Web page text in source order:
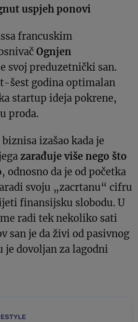
uspjeh ponovi
francuskim
Ognjen
svoj preduzetnički san.
šest godina optimalan
startup ideja pokrene,
proda.
izašao kada je
zarađuje više nego što
, odnosno da je od početka
svoju „zacrtanu“ cifru
finansijsku slobodu. U
radi tek nekoliko sati
san je da živi od pasivnog
dovoljan za lagodni